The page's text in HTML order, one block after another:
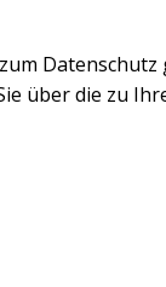
über die zu